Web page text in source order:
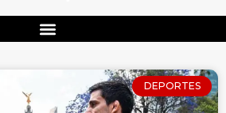
DEPORTES